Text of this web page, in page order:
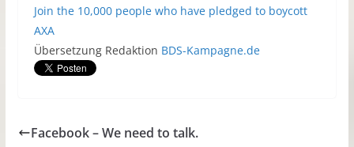
Join the 10,000 people who have pledged to boycott
AXA
Übersetzung Redaktion BDS-Kampagne.de
Facebook – We need to talk.